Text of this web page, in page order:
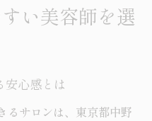
い美容師を選
安心感とは
るサロンは、東京都中野